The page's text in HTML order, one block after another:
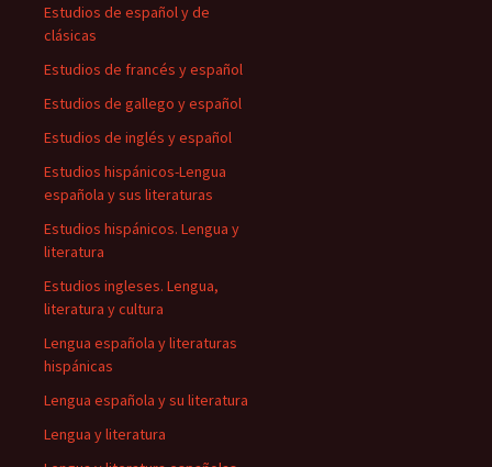
Estudios de español y de
clásicas
Estudios de francés y español
Estudios de gallego y español
Estudios de inglés y español
Estudios hispánicos-Lengua
española y sus literaturas
Estudios hispánicos. Lengua y
literatura
Estudios ingleses. Lengua,
literatura y cultura
Lengua española y literaturas
hispánicas
Lengua española y su literatura
Lengua y literatura